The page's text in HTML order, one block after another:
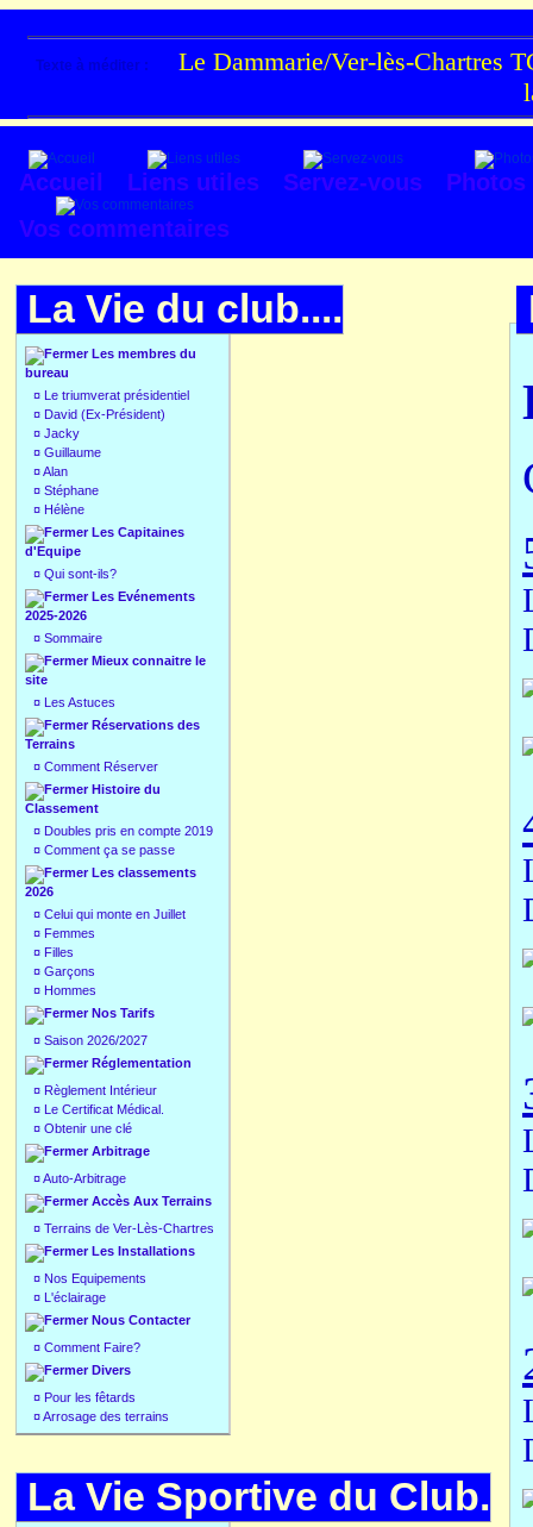
Texte à méditer :
Le Dammarie/Ver-lès-Chartres
Accueil Liens utiles Servez-vous
Photos
Vos commentaires
La Vie du club....
Les membres du
bureau
¤ Le triumverat présidentiel
¤ David (Ex-Président)
¤ Jacky
¤ Guillaume
¤Alan
¤ Stéphane
¤ Hélène
Les Capitaines
d'Equipe
¤ Qui sont-ils?
Les Evénements
2025-2026
¤ Sommaire
Mieux connaitre le
site
¤ Les Astuces
Réservations des
Terrains
¤ Comment Réserver
Histoire du
Classement
¤ Doubles pris en compte 2019
¤ Comment ça se passe
Les classements
2026
¤ Celui qui monte en Juillet
¤ Femmes
¤ Filles
¤ Garçons
¤ Hommes
Nos Tarifs
¤ Saison 2026/2027
Réglementation
¤ Règlement Intérieur
¤ Le Certificat Médical.
¤ Obtenir une clé
Arbitrage
¤Auto-Arbitrage
Accès Aux Terrains
¤ Terrains de Ver-Lès-Chartres
Les Installations
¤ Nos Equipements
¤ L'éclairage
Nous Contacter
¤ Comment Faire?
Divers
¤ Pour les fêtards
¤Arrosage des terrains
La Vie Sportive du Club.